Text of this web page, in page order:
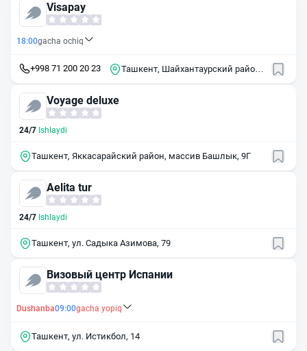
Visapay
18:00gacha ochiq
+998 71 200 20 23
Ташкент, Шайхантаурский район,
Voyage deluxe
24/7 Ishlaydi
Ташкент, Яккасарайский район, массив Башлык, 9Г
Aelita tur
24/7 Ishlaydi
Ташкент, ул. Садыка Азимова, 79
Визовый центр Испании
Dushanba09:00gacha yopiq
Ташкент, ул. Истикбол, 14